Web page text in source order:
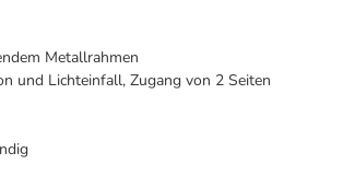
Metallrahmen
und Lichteinfall, Zugang von 2 Seiten